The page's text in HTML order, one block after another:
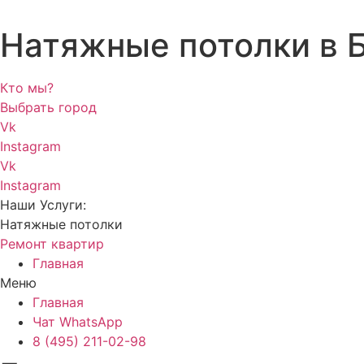
Натяжные потолки в
Кто мы?
Выбрать город
Vk
Instagram
Vk
Instagram
Наши Услуги:
Натяжные потолки
Ремонт квартир
Главная
Меню
Главная
Чат WhatsApp
8 (495) 211-02-98